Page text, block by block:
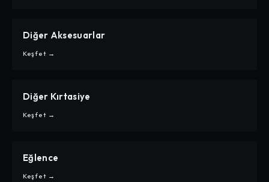
CARPE
DIĞER AKSESUARLAR
Diğer Aksesuarlar
Keşfet →
CARPE
DIĞER KIRTASIYE
Diğer Kırtasiye
Keşfet →
CARPE
EĞLENCE
Eğlence
Keşfet →